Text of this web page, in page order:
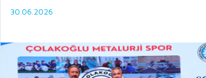
30.06.2026